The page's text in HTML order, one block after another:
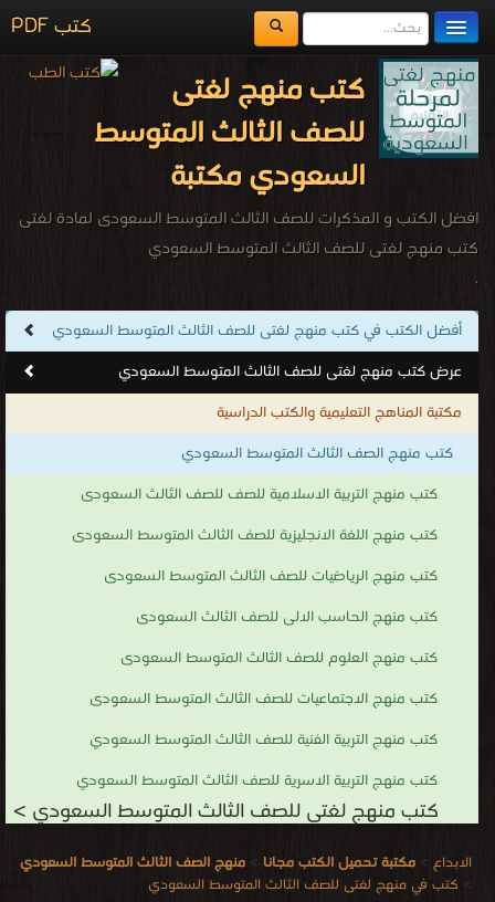
كتب PDF
مكتبة الكتب
المكتبات
يُقرأ حالياً
اضف كتاب
كتب منهج لغتى
للصف الثالث المتوسط
السعودي مكتبة
افضل الكتب و المذكرات للصف الثالث المتوسط السعودى لمادة لغتى
كتب منهج لغتى للصف الثالث المتوسط السعودي
.
أفضل الكتب في كتب منهج لغتى للصف الثالث المتوسط السعودي
عرض كتب منهج لغتى للصف الثالث المتوسط السعودي
مكتبة المناهج التعليمية والكتب الدراسية
كتب منهج الصف الثالث المتوسط السعودي
كتب منهج التربية الاسلامية للصف للصف الثالث السعودى
كتب منهج اللغة الانجليزية للصف الثالث المتوسط السعودى
كتب منهج الرياضيات للصف الثالث المتوسط السعودى
كتب منهج الحاسب الالى للصف الثالث السعودى
كتب منهج العلوم للصف الثالث المتوسط السعودى
كتب منهج الاجتماعيات للصف الثالث المتوسط السعودى
كتب منهج التربية الفنية للصف الثالث المتوسط السعودي
كتب منهج التربية الاسرية للصف الثالث المتوسط السعودي
كتب منهج لغتى للصف الثالث المتوسط السعودي >
الابداع > مكتبة تحميل الكتب مجانا > منهج الصف الثالث المتوسط السعودي
> كتب في منهج لغتى للصف الثالث المتوسط السعودي